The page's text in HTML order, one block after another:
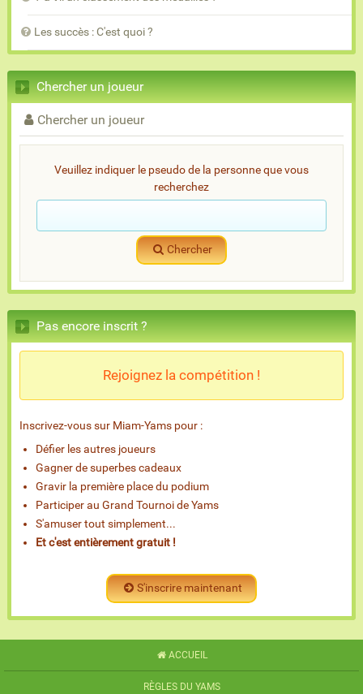
Les succès : C'est quoi ?
Chercher un joueur
Chercher un joueur
Veuillez indiquer le pseudo de la personne que vous
recherchez
Chercher
Pas encore inscrit ?
Rejoignez la compétition !
Inscrivez-vous sur Miam-Yams pour :
Défier les autres joueurs
Gagner de superbes cadeaux
Gravir la première place du podium
Participer au Grand Tournoi de Yams
S'amuser tout simplement...
Et c'est entièrement gratuit !
S'inscrire maintenant
ACCUEIL
RÈGLES DU YAMS